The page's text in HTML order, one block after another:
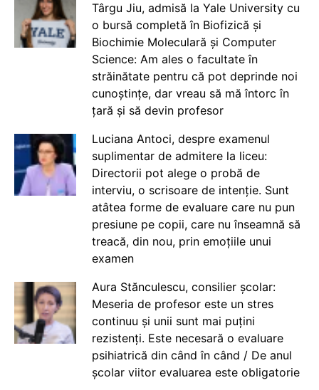
Târgu Jiu, admisă la Yale University cu
o bursă completă în Biofizică și
Biochimie Moleculară și Computer
Science: Am ales o facultate în
străinătate pentru că pot deprinde noi
cunoștințe, dar vreau să mă întorc în
țară și să devin profesor
Luciana Antoci, despre examenul
suplimentar de admitere la liceu:
Directorii pot alege o probă de
interviu, o scrisoare de intenție. Sunt
atâtea forme de evaluare care nu pun
presiune pe copii, care nu înseamnă să
treacă, din nou, prin emoțiile unui
examen
Aura Stănculescu, consilier școlar:
Meseria de profesor este un stres
continuu și unii sunt mai puțini
rezistenți. Este necesară o evaluare
psihiatrică din când în când / De anul
școlar viitor evaluarea este obligatorie